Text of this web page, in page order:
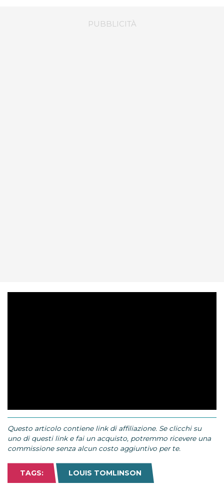
Questo articolo contiene link di affiliazione. Se clicchi su
uno di questi link e fai un acquisto, potremmo ricevere una
commissione senza alcun costo aggiuntivo per te.
TAGS: LOUIS TOMLINSON